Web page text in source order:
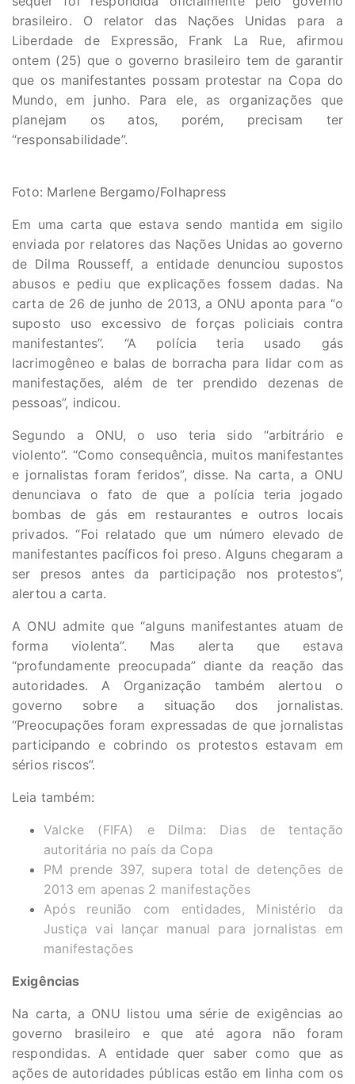
brasileiro. O relator das Nações Unidas para a
Liberdade de Expressão, Frank La Rue, afirmou
ontem (25) que o governo brasileiro tem de garantir
que os manifestantes possam protestar na Copa do
Mundo, em junho. Para ele, as organizações que
planejam os atos, porém, precisam ter
“responsabilidade”.
Foto: Marlene Bergamo/Folhapress
Em uma carta que estava sendo mantida em sigilo
enviada por relatores das Nações Unidas ao governo
de Dilma Rousseff, a entidade denunciou supostos
abusos e pediu que explicações fossem dadas. Na
carta de 26 de junho de 2013, a ONU aponta para “o
suposto uso excessivo de forças policiais contra
manifestantes”. “A polícia teria usado gás
lacrimogêneo e balas de borracha para lidar com as
manifestações, além de ter prendido dezenas de
pessoas”, indicou.
Segundo a ONU, o uso teria sido “arbitrário e
violento”. “Como consequência, muitos manifestantes
e jornalistas foram feridos”, disse. Na carta, a ONU
denunciava o fato de que a polícia teria jogado
bombas de gás em restaurantes e outros locais
privados. “Foi relatado que um número elevado de
manifestantes pacíficos foi preso. Alguns chegaram a
ser presos antes da participação nos protestos”,
alertou a carta.
A ONU admite que “alguns manifestantes atuam de
forma violenta”. Mas alerta que estava
“profundamente preocupada” diante da reação das
autoridades. A Organização também alertou o
governo sobre a situação dos jornalistas.
“Preocupações foram expressadas de que jornalistas
participando e cobrindo os protestos estavam em
sérios riscos”.
Leia também:
Valcke (FIFA) e Dilma: Dias de tentação
autoritária no país da Copa
PM prende 397, supera total de detenções de
2013 em apenas 2 manifestações
Após reunião com entidades, Ministério da
Justiça vai lançar manual para jornalistas em
manifestações
Exigências
Na carta, a ONU listou uma série de exigências ao
governo brasileiro e que até agora não foram
respondidas. A entidade quer saber como que as
ações de autoridades públicas estão em linha com os